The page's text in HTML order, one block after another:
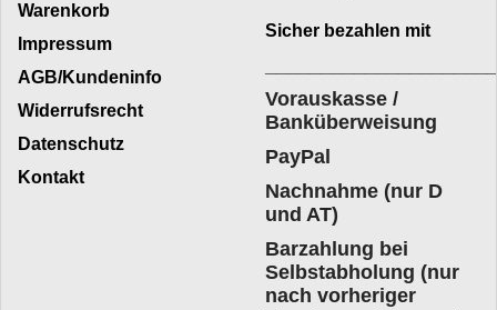
Warenkorb
Impressum
AGB/Kundeninfo
Widerrufsrecht
Datenschutz
Kontakt
Sicher bezahlen mit
Vorauskasse /
Banküberweisung
PayPal
Nachnahme (nur D
und AT)
Barzahlung bei
Selbstabholung (nur
nach vorheriger